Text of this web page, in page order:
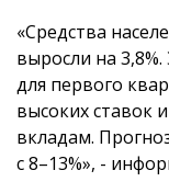
«Средства
выросли на
для первого
высоких ставок
вкладам.
с 8–13%», -